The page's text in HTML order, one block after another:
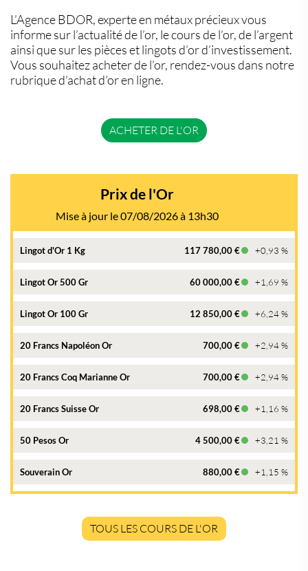
L’Agence BDOR, experte en métaux précieux vous
informe sur l’actualité de l’or, le cours de l’or, de l’argent
ainsi que sur les pièces et lingots d’or d’investissement.
Vous souhaitez acheter de l’or, rendez-vous dans notre
rubrique d’achat d’or en ligne.
ACHETER DE L'OR
Prix de l'Or
Mise à jour le 07/08/2026 à 13h30
Lingot d'Or 1 Kg 117 780,00 € +0,93 %
Lingot Or 500 Gr 60 000,00 € +1,69 %
Lingot Or 100 Gr 12 850,00 € +6,24 %
20 Francs Napoléon Or 700,00 € +2,94 %
20 Francs Coq Marianne Or 700,00 € +2,94 %
20 Francs Suisse Or 698,00 € +1,16 %
50 Pesos Or 4 500,00 € +3,21 %
Souverain Or 880,00 € +1,15 %
TOUS LES COURS DE L'OR